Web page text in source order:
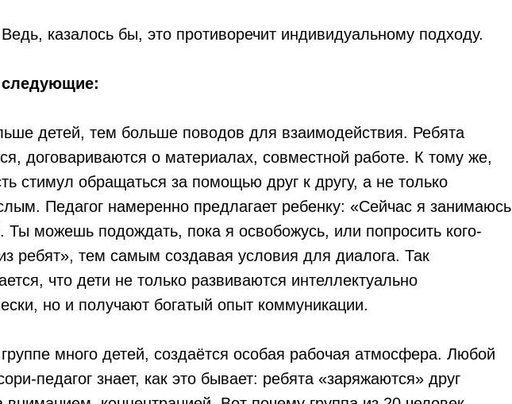
казалось бы, это противоречит индивидуальному подходу.
детей, тем больше поводов для взаимодействия. Ребята
договариваются о материалах, совместной работе. К тому же,
стимул обращаться за помощью друг к другу, а не только
Педагог намеренно предлагает ребенку: «Сейчас я занимаюсь
Ты можешь подождать, пока я освобожусь, или попросить кого-
ребят», тем самым создавая условия для диалога. Так
что дети не только развиваются интеллектуально
но и получают богатый опыт коммуникации.
много детей, создаётся особая рабочая атмосфера. Любой
педагог знает, как это бывает: ребята «заряжаются» друг